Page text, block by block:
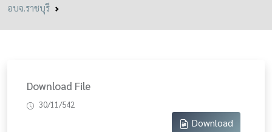
อบจ.ราชบุรี
Download File
30/11/542
Download